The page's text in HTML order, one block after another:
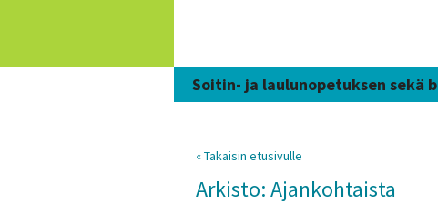
Soitin- ja laulunopetuksen sekä
« Takaisin etusivulle
Arkisto: Ajankohtaista